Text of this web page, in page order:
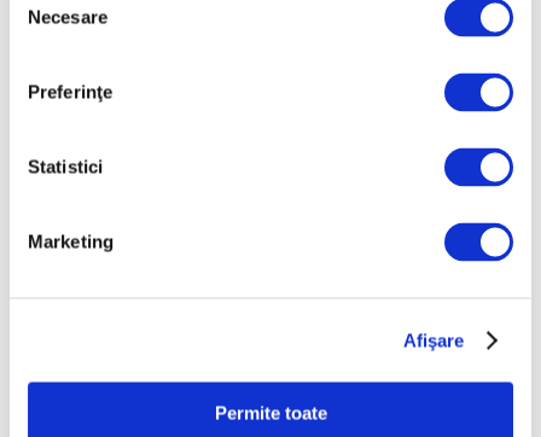
consimțământului
Necesare
Preferinţe
Statistici
Marketing
Afişare
Permite toate
Aprilie 2024
Februarie 2024
Octombrie 2023